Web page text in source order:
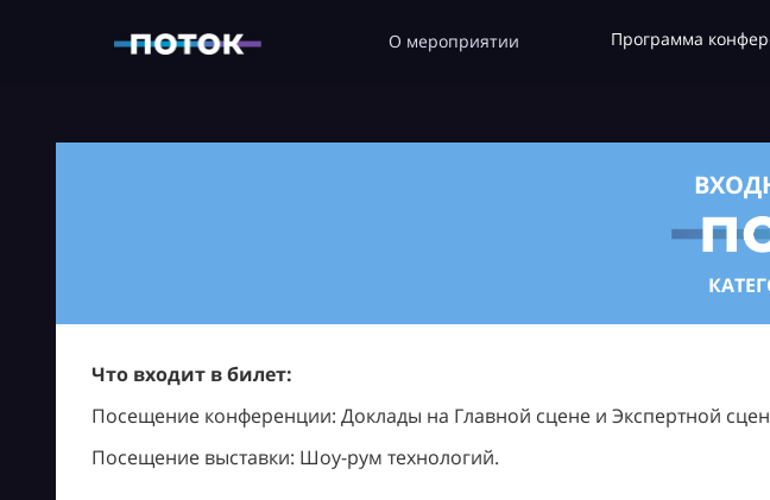
О мероприятии Программа
Что входит в билет:
Посещение конференции: Доклады на Главной сцене и Экспертной
Посещение выставки: Шоу-рум технологий.